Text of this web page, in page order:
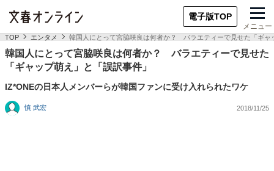
電子版TOP
メニュー
TOP エンタメ 韓国人にとって宮脇咲良は何者か？ バラエティーで見せた「ギャ
韓国人にとって宮脇咲良は何者か？ バラエティーで見せた
「ギャップ萌え」と「誤訳事件」
IZ*ONEの日本人メンバーらが韓国ファンに受け入れられたワケ
慎 武宏 2018/11/25